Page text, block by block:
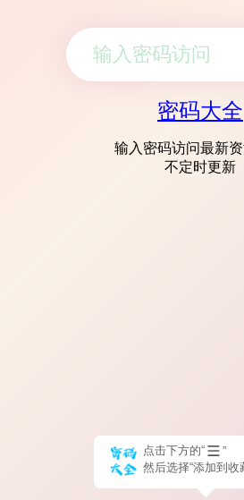
密码大全
输入密码访问最新
不定时更新
点击下方的“
”
然后选择“添加到收